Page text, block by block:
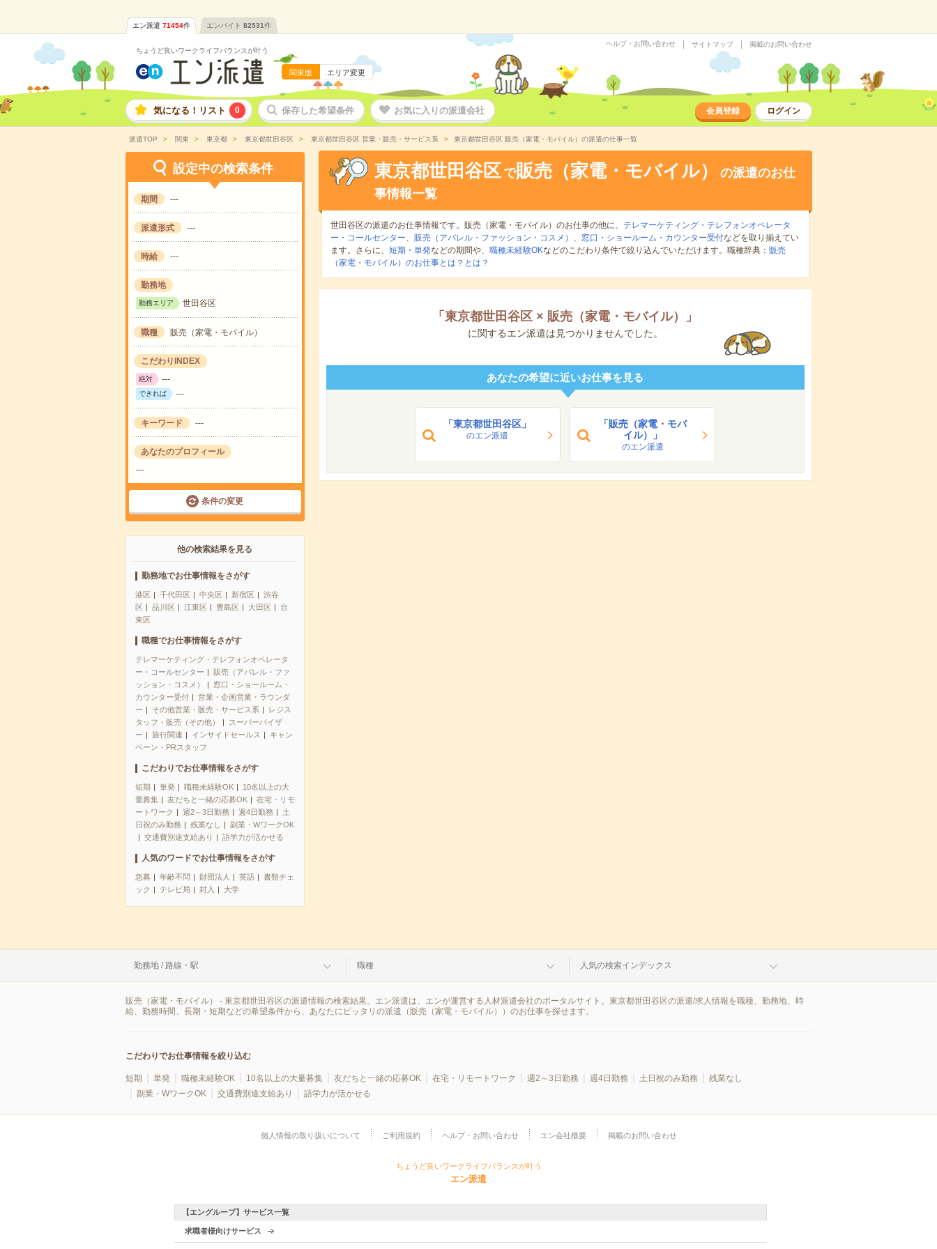
エン派遣 71454件 エンバイト 82531件
ちょうど良いワークライフバランスが叶う
関東版 エリア変更
ヘルプ・お問い合わせ サイトマップ 掲載のお問い合わせ
気になる！リスト 0 保存した希望条件 お気に入りの派遣会社 会員登録 ログイン
派遣TOP 関東 東京都 東京都世田谷区 東京都世田谷区 営業・販売・サービス系 東京都世田谷区 販売（家電・モバイル）の派遣の仕事一覧
設定中の検索条件
期間 ---
派遣形式 ---
時給 ---
勤務地
勤務エリア 世田谷区
職種 販売（家電・モバイル）
こだわりINDEX
絶対 ---
できれば ---
キーワード ---
あなたのプロフィール
---
条件の変更
他の検索結果を見る
勤務地でお仕事情報をさがす
港区 千代田区 中央区 新宿区
渋谷
区
品川区 江東区 豊島区 大田区
台
東区
職種でお仕事情報をさがす
テレマーケティング・テレフォンオペレータ
ー・コールセンター
販売（アパレル・ファ
ッション・コスメ）
窓口・ショールーム・
カウンター受付
営業・企画営業・ラウンダ
ー
その他営業・販売・サービス系
レジス
タッフ・販売（その他）
スーパーバイザ
ー
旅行関連 インサイドセールス
キャン
ペーン・PRスタッフ
こだわりでお仕事情報をさがす
短期 単発 職種未経験OK
10名以上の大
量募集
友だちと一緒の応募OK
在宅・リモ
ートワーク
週2～3日勤務 週4日勤務
土
日祝のみ勤務
残業なし
副業・WワークOK
交通費別途支給あり
語学力が活かせる
人気のワードでお仕事情報をさがす
急募 年齢不問 財団法人 英語
書類チェ
ック
テレビ局 封入 大学
東京都世田谷区 で販売（家電・モバイル）
の派遣のお仕
事情報一覧
世田谷区の派遣のお仕事情報です。販売（家電・モバイル）のお仕事の他に、
テレマーケティング・テレフォンオペレータ
ー・コールセンター、 販売（アパレル・ファッション・コスメ） 、 窓口・ショールーム・カウンター受付などを取り揃えてい
ます。さらに、 短期 ・ 単発などの期間や、 職種未経験OKなどのこだわり条件で絞り込んでいただけます。職種辞典： 販売
（家電・モバイル）のお仕事とは？とは？
「 東京都世田谷区 × 販売（家電・モバイル） 」
に関するエン派遣は見つかりませんでした。
あなたの希望に近いお仕事を見る
「東京都世田谷区」
のエン派遣
「販売（家電・モバ
イル）」
のエン派遣
勤務地 / 路線・駅 職種 人気の検索インデックス
販売（家電・モバイル） - 東京都世田谷区の派遣情報の検索結果。エン派遣は、エンが運営する人材派遣会社のポータルサイト。東京都世田谷区の派遣/求人情報を職種、勤務地、時
給、勤務時間、長期・短期などの希望条件から、あなたにピッタリの派遣（販売（家電・モバイル））のお仕事を探せます。
こだわりでお仕事情報を絞り込む
短期 単発 職種未経験OK 10名以上の大量募集 友だちと一緒の応募OK 在宅・リモートワーク 週2～3日勤務 週4日勤務 土日祝のみ勤務
残業なし
副業・WワークOK
交通費別途支給あり 語学力が活かせる
個人情報の取り扱いについて ご利用規約 ヘルプ・お問い合わせ エン会社概要 掲載のお問い合わせ
ちょうど良いワークライフバランスが叶う
エン派遣
【エングループ】サービス一覧
求職者様向けサービス